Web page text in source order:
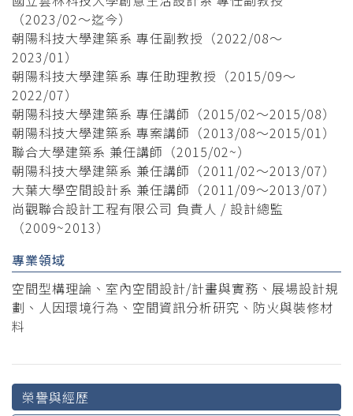
（2023/02～迄今）
朝陽科技大學建築系 專任副教授（2022/08～
2023/01）
朝陽科技大學建築系 專任助理教授（2015/09～
2022/07）
朝陽科技大學建築系 專任講師（2015/02～2015/08）
朝陽科技大學建築系 專案講師（2013/08～2015/01）
聯合大學建築系 兼任講師（2015/02~）
朝陽科技大學建築系 兼任講師（2011/02～2013/07）
大葉大學空間設計系 兼任講師（2011/09～2013/07）
尚觀聯合設計工程有限公司 負責人 / 設計總監
（2009~2013）
專業領域
空間型構理論、室內空間設計/計畫與實務、展場設計規
劃、人因環境行為、空間資訊分析研究、防火與裝修材
料
榮譽與經歷